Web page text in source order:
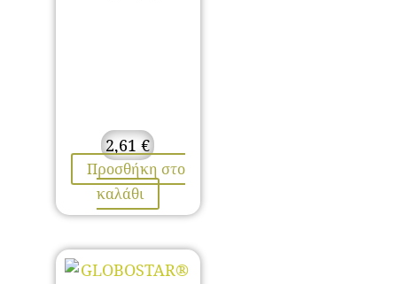
2,61€
Προσθήκη στο
καλάθι